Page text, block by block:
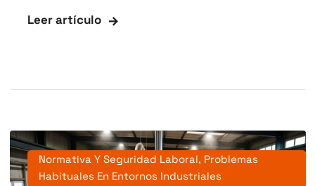
Leer artículo
Normativa Y Seguridad Laboral, Problemas
Habituales En Entornos Industriales